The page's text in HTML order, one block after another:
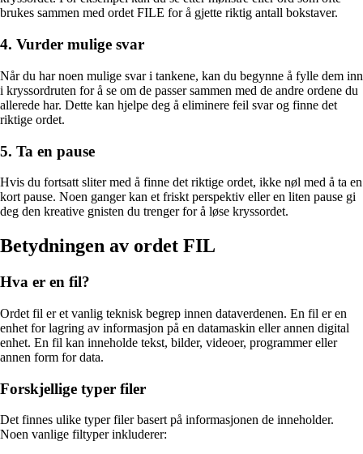
brukes sammen med ordet FILE for å gjette riktig antall bokstaver.
4. Vurder mulige svar
Når du har noen mulige svar i tankene, kan du begynne å fylle dem inn
i kryssordruten for å se om de passer sammen med de andre ordene du
allerede har. Dette kan hjelpe deg å eliminere feil svar og finne det
riktige ordet.
5. Ta en pause
Hvis du fortsatt sliter med å finne det riktige ordet, ikke nøl med å ta en
kort pause. Noen ganger kan et friskt perspektiv eller en liten pause gi
deg den kreative gnisten du trenger for å løse kryssordet.
Betydningen av ordet FIL
Hva er en fil?
Ordet fil er et vanlig teknisk begrep innen dataverdenen. En fil er en
enhet for lagring av informasjon på en datamaskin eller annen digital
enhet. En fil kan inneholde tekst, bilder, videoer, programmer eller
annen form for data.
Forskjellige typer filer
Det finnes ulike typer filer basert på informasjonen de inneholder.
Noen vanlige filtyper inkluderer: